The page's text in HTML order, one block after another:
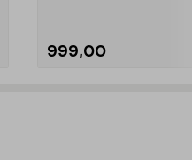
999,00